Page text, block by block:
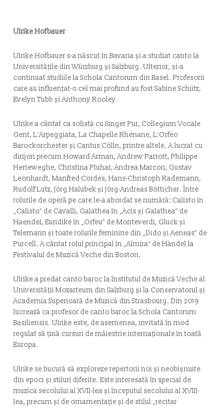
Ulrike Hofbauer
Ulrike Hofbauer s-a născut în Bavaria și a studiat canto la
Universitățile din Würzburg și Salzburg. Ulterior, și-a
continuat studiile la Schola Cantorum din Basel. Profesorii
care au influențat-o cel mai profund au fost Sabine Schütz,
Evelyn Tubb și Anthony Rooley.
Ulrike a cântat ca solistă cu Singer Pur, Collegium Vocale
Gent, L’Arpeggiata, La Chapelle Rhénane, L’Orfeo
Barockorchester și Cantus Cölln, printre altele. A lucrat cu
dirijori precum Howard Arman, Andrew Parrott, Philippe
Herreweghe, Christina Pluhar, Andrea Marcon, Gustav
Leonhardt, Manfred Cordes, Hans-Christoph Rademann,
Rudolf Lutz, Jörg Halubek și Jörg-Andreas Bötticher. Între
rolurile de operă pe care le-a abordat se numără: Calisto în
„Calisto” de Cavalli, Galathea în „Acis și Galathea” de
Haendel, Euridike în „Orfeu” de Monteverdi, Gluck și
Telemann și toate rolurile feminine din „Dido și Aeneas” de
Purcell. A cântat rolul principal în „Almira” de Händel la
Festivalul de Muzică Veche din Boston.
Ulrike a predat canto baroc la Institutul de Muzică Veche al
Universității Mozarteum din Salzburg și la Conservatorul și
Academia Superioară de Muzică din Strasbourg. Din 2019
lucrează ca profesor de canto baroc la Schola Cantorum
Basiliensis. Ulrike este, de asemenea, invitată în mod
regulat să țină cursuri de măiestrie internaționale în toată
Europa.
Ulrike se bucură să exploreze repertorii noi și neobișnuite
din epoci și stiluri diferite. Este interesată în special de
muzica secolului al XVII-lea și începutul secolului al XVIII-
lea, precum și de ornamentație și de stilul „recitar